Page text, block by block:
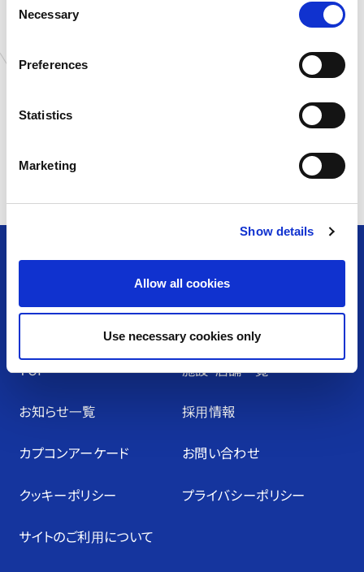
Necessary
Preferences
Statistics
Marketing
Show details
Allow all cookies
Use necessary cookies only
■当選のお知らせ及び、当選連絡について
・ご当選されたお客様にはTwitterのダイレクトメッセージにてご連
・賞品のお届は日本国内に限らせていただきます。
・当選の連絡は、2022年7月下旬～8月上旬頃を予定しておりま
・ご当選者のご連絡後、期間内にご返答頂けない場合には、当選を
せん。
アミューズメント＆ショップ
TOP 施設・店舗⼀覧
お知らせ⼀覧 採⽤情報
カプコンアーケード お問い合わせ
クッキーポリシー プライバシーポリシー
サイトのご利⽤について